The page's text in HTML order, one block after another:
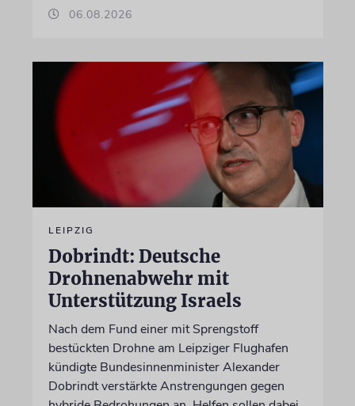
06.08.2026
LEIPZIG
Dobrindt: Deutsche
Drohnenabwehr mit
Unterstützung Israels
Nach dem Fund einer mit Sprengstoff
bestückten Drohne am Leipziger Flughafen
kündigte Bundesinnenminister Alexander
Dobrindt verstärkte Anstrengungen gegen